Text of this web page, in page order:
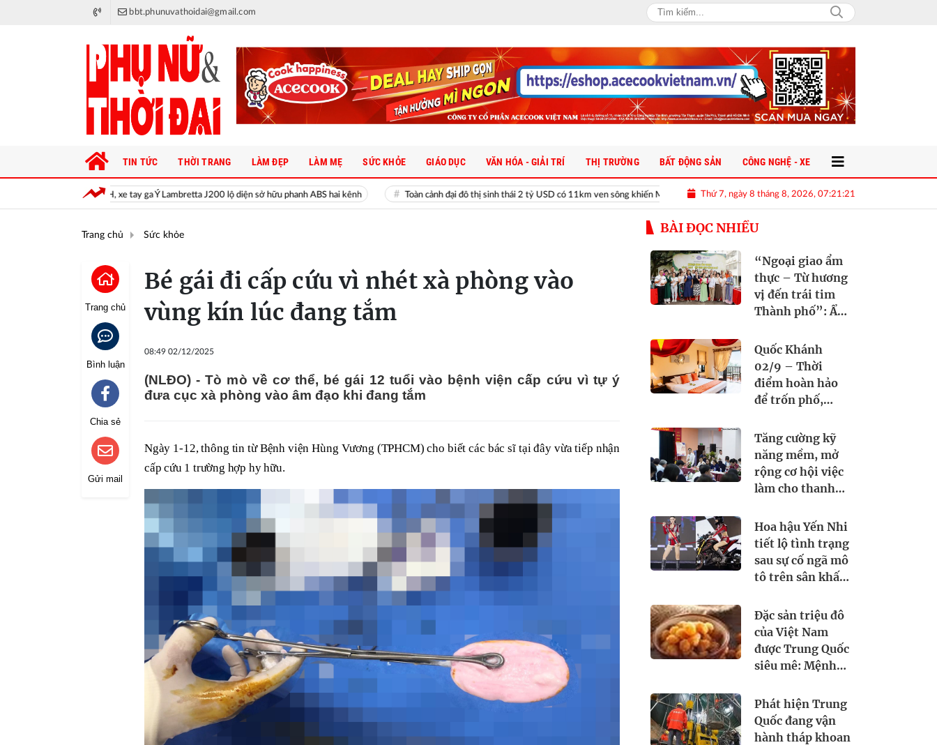
bbt.phunuvathoidai@gmail.com
thức Honda SH, xe tay ga Ý Lambretta J200 lộ diện sở hữu phanh ABS hai kênh Toàn cảnh đại đô thị sinh thái 2 tỷ USD có 11km ven sông khiến MC Mai Ngọc “phải lòng” ngay trên sóng livestream
Thứ 7, ngày 8 tháng 8, 2026, 07:21:22
TIN TỨC THỜI TRANG LÀM ĐẸP LÀM MẸ SỨC KHỎE GIÁO DỤC VĂN HÓA - GIẢI TRÍ THỊ TRƯỜNG BẤT ĐỘNG SẢN CÔNG NGHỆ - XE
Trang chủ Sức khỏe
Trang chủ
Bình luận
Chia sẻ
Gửi mail
Bé gái đi cấp cứu vì nhét xà phòng vào
vùng kín lúc đang tắm
08:49 02/12/2025
(NLĐO) - Tò mò về cơ thể, bé gái 12 tuổi vào bệnh viện cấp cứu vì tự ý
đưa cục xà phòng vào âm đạo khi đang tắm
Ngày 1-12, thông tin từ Bệnh viện Hùng Vương (TPHCM) cho biết các bác sĩ tại đây vừa tiếp nhận
cấp cứu 1 trường hợp hy hữu.
BÀI ĐỌC NHIỀU
“Ngoại giao ẩm
thực – Từ hương
vị đến trái tim
Thành phố”: Ẩm
kết nối tình hữu
nghị quốc tế
Quốc Khánh
02/9 – Thời
điểm hoàn hảo
để trốn phố,
Seahorse Resort
& Spa. Đặt lịch
ngay hôm nay!
Tăng cường kỹ
năng mềm, mở
rộng cơ hội việc
làm cho thanh
Hoa hậu Yến Nhi
tiết lộ tình trạng
sau sự cố ngã mô
tô trên sân khấu
Vietnam 2026
Đặc sản triệu đô
của Việt Nam
được Trung Quốc
siêu mê: Mệnh
giả chi quả', lên
cả máy bay đi
quốc tế
Phát hiện Trung
Quốc đang vận
hành tháp khoan